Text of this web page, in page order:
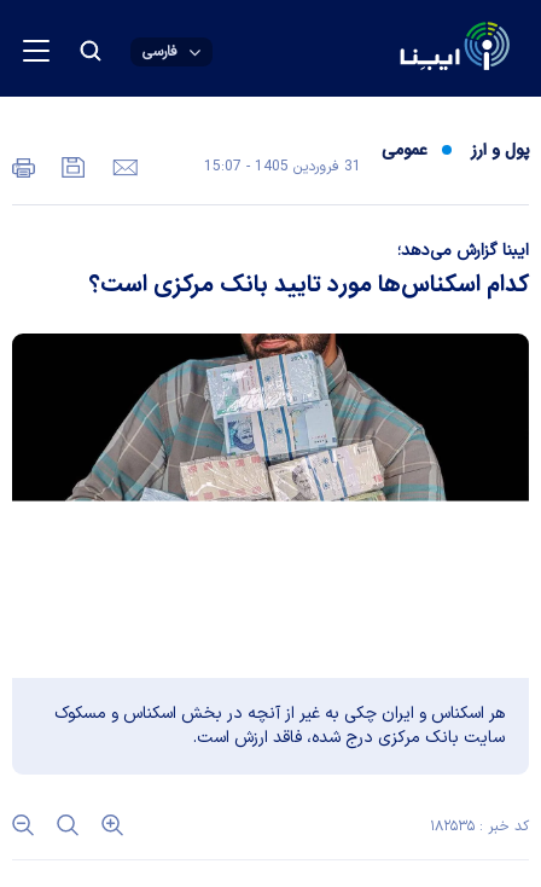
فارسی
پول و ارز عمومی
31 فروردين 1405 - 15:07
ایبنا گزارش می‌دهد؛
کدام اسکناس‌ها مورد تایید بانک مرکزی است؟
هر اسکناس و ایران چکی به غیر از آنچه در بخش اسکناس و مسکوک
سایت بانک مرکزی درج شده، فاقد ارزش است.
کد خبر : ۱۸۲۵۳۵